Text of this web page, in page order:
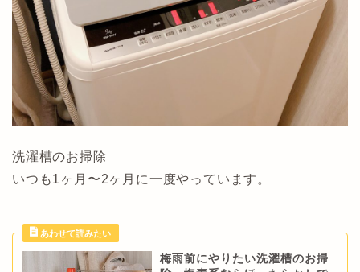
洗濯槽のお掃除
いつも1ヶ月〜2ヶ月に一度やっています。
梅雨前にやりたい洗濯槽のお掃